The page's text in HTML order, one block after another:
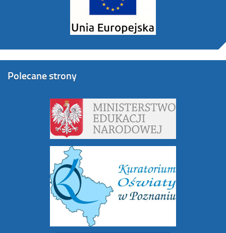
Polecane strony